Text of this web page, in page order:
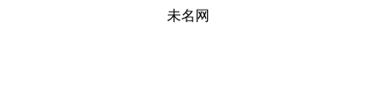
究中心 未名网